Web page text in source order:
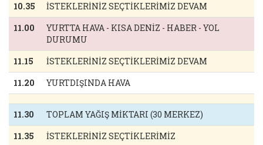
10.35
İSTEKLERİNİZ SEÇTİKLERİMİZ DEVAM
11.00
YURTTA HAVA - KISA DENİZ - HABER - YOL
DURUMU
11.15
İSTEKLERİNİZ SEÇTİKLERİMİZ DEVAM
11.20
YURTDIŞINDA HAVA
11.30
TOPLAM YAĞIŞ MİKTARI (30 MERKEZ)
11.35
İSTEKLERİNİZ SEÇTİKLERİMİZ